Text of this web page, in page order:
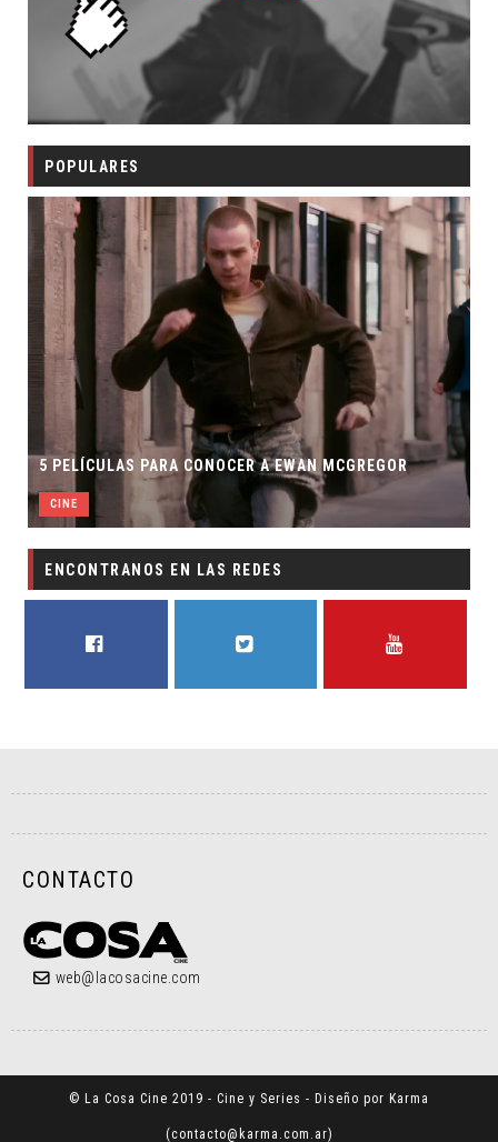
POPULARES
5 PELÍCULAS PARA CONOCER A EWAN MCGREGOR
CINE
ENCONTRANOS EN LAS REDES
CONTACTO
web@lacosacine.com
© La Cosa Cine 2019 - Cine y Series - Diseño por Karma
(contacto@karma.com.ar)